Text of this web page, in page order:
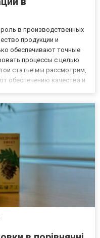
в производственных
продукции и
обеспечивают точные
процессы с целью
статье мы рассмотрим,
обеспечению качества и